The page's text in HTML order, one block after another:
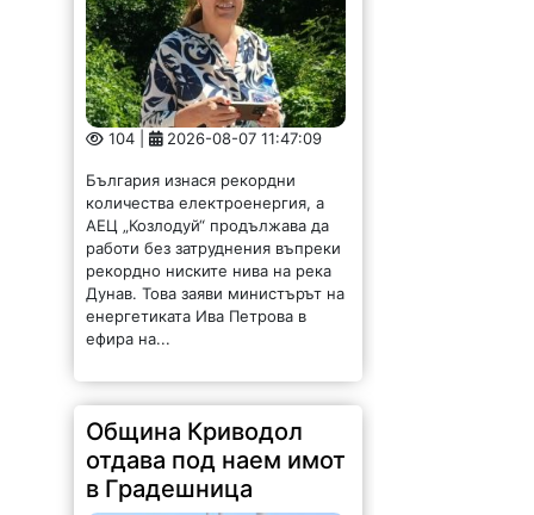
104 | 2026-08-07 11:47:09
България изнася рекордни
количества електроенергия, а
АЕЦ „Козлодуй“ продължава да
работи без затруднения въпреки
рекордно ниските нива на река
Дунав. Това заяви министърът на
енергетиката Ива Петрова в
ефира на...
Община Криводол
отдава под наем имот
в Градешница